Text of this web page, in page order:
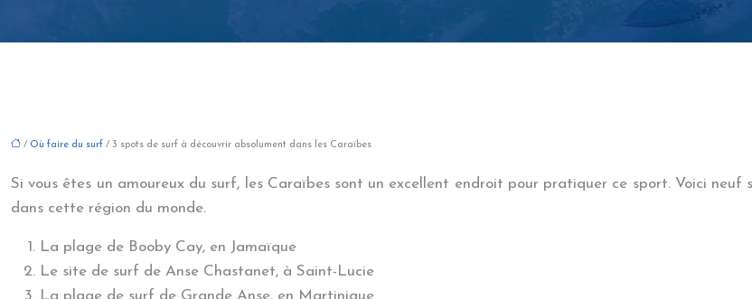
/ Où faire du surf / 3 spots de surf à découvrir absolument dans les Caraïbes
Si vous êtes un amoureux du surf, les Caraïbes sont un excellent endroit pour pratiquer ce sport. Voici neuf
dans cette région du monde.
La plage de Booby Cay, en Jamaïque
Le site de surf de Anse Chastanet, à Saint-Lucie
La plage de surf de Grande Anse, en Martinique